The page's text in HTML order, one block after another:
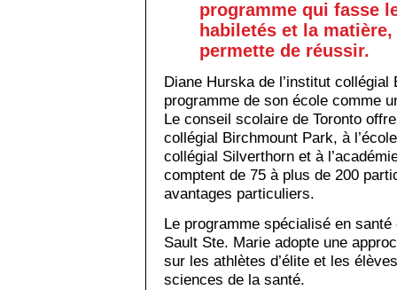
programme qui fasse
habiletés et la
permette de réussir.
Diane Hurska de l’institut
programme de son école comme
Le conseil scolaire de Toronto
collégial Birchmount Park, à
collégial Silverthorn et à
comptent de 75 à plus de 200
avantages particuliers.
Le programme spécialisé en
Sault Ste. Marie adopte une
sur les athlètes d’élite et les
sciences de la santé.